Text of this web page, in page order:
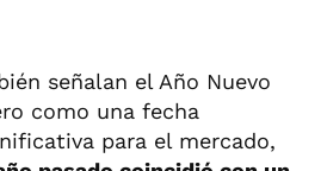
señalan el Año Nuevo
como una fecha
para el mercado,